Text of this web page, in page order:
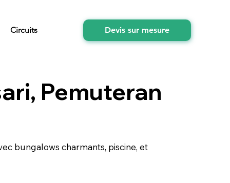
Circuits Devis sur mesure
Pemuteran
bungalows charmants, piscine, et